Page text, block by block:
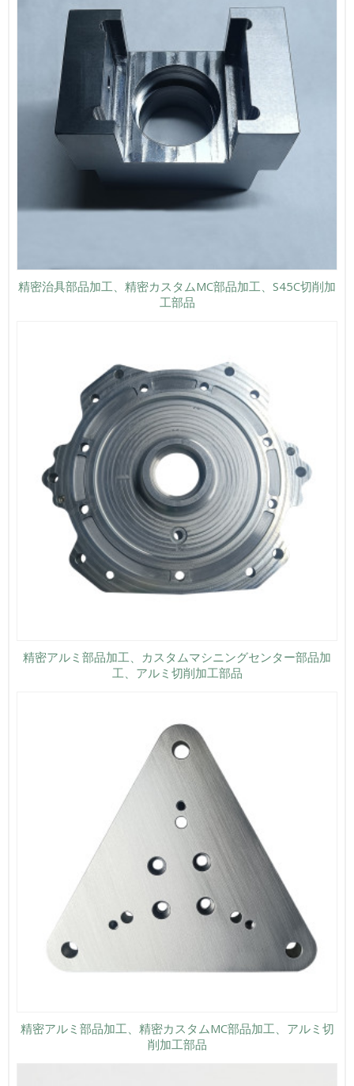
精密治具部品加工、精密カスタムMC部品加工、S45C切削加
工部品
精密アルミ部品加工、カスタムマシニングセンター部品加
工、アルミ切削加工部品
精密アルミ部品加工、精密カスタムMC部品加工、アルミ切
削加工部品